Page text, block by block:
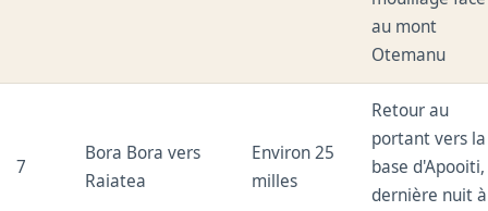
au mont
Otemanu
7
Bora Bora vers
Raiatea
Environ 25
milles
Retour au
portant vers la
base d'Apooiti,
dernière nuit à